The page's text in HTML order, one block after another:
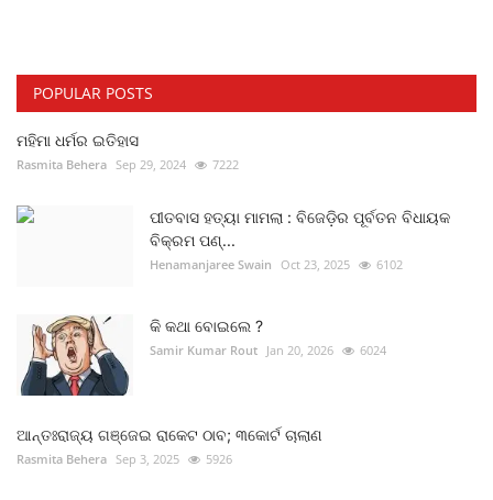
POPULAR POSTS
ମହିମା ଧର୍ମର ଇତିହାସ
Rasmita Behera Sep 29, 2024 7222
ପୀତବାସ ହତ୍ୟା ମାମଲା : ବିଜେଡ଼ିର ପୂର୍ବତନ ବିଧାୟକ
ବିକ୍ରମ ପଣ୍...
Henamanjaree Swain Oct 23, 2025 6102
କି କଥା ବୋଇଲେ ?
Samir Kumar Rout Jan 20, 2026 6024
ଆନ୍ତଃରାଜ୍ୟ ଗଞ୍ଜେଇ ରାକେଟ ଠାବ; ୩କୋର୍ଟ ଚାଲାଣ
Rasmita Behera Sep 3, 2025 5926